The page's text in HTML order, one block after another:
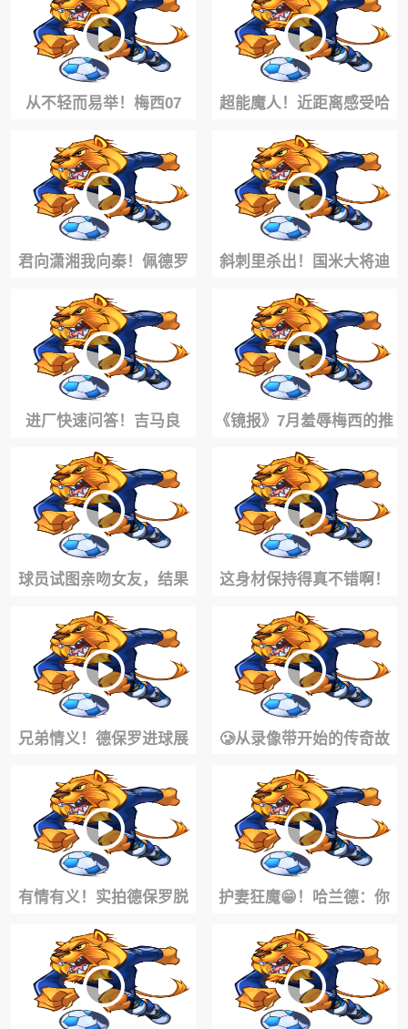
月的生命了
从不轻而易举！梅西07
年：我把自己关在房间
哭，父亲默默陪伴着我
超能魔人！近距离感受哈
兰德的恐怖力量~
君向潇湘我向秦！佩德罗
脱口而出库库，随即改口
为福法纳~
斜刺里杀出！国米大将迪
乌夫一步甩开尤文防线，
逆足击穿斑马军团
进厂快速问答！吉马良
斯：最喜欢的巴西球员是
小罗，永远是39号~
《镜报》7月羞辱梅西的推
文至今没有删除引来怒批
😡
球员试图亲吻女友，结果
被晾在一旁😅
这身材保持得真不错啊！
40岁拉莫斯在家自律训练
兄弟情义！德保罗进球展
示梅西球衣，卡塞米罗送
上拥抱
🥲从录像带开始的传奇故
事！最早开始拍摄梅西的
人现在离开了~
有情有义！实拍德保罗脱
衣展示梅西10号球衣！吃
到一张黄牌！
护妻狂魔😁！哈兰德：你
靠我女朋友太近了😂